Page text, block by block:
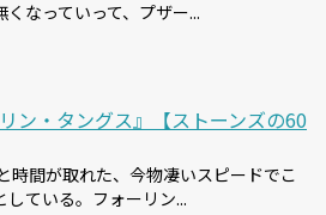
なっていって、プザー...
ン・タングス』【ストーンズの60
時間が取れた、今物凄いスピードでこ
ている。フォーリン...